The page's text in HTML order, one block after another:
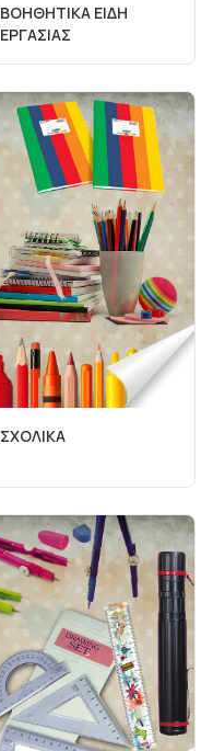
ΒΟΗΘΗΤΙΚΑ ΕΙΔΗ
ΕΡΓΑΣΙΑΣ
ΣΧΟΛΙΚΑ